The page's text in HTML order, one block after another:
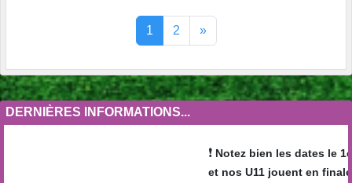
1 2 »
DERNIÈRES INFORMATIONS...
Notez bien les dates le
et nos U11 jouent en